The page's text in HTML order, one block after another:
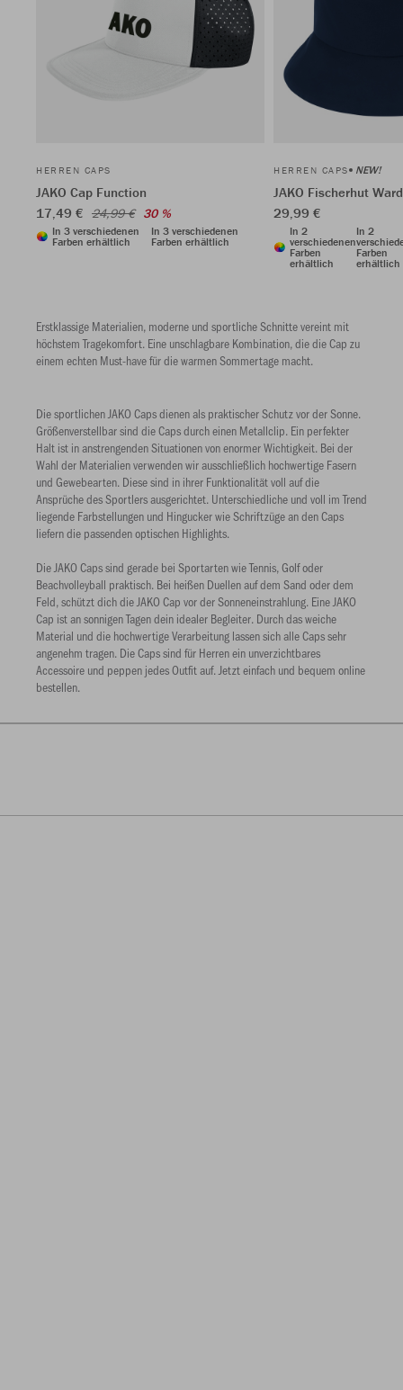
HERREN CAPS
JAKO Cap Function
17,49 € 24,99 € 30 %
In 3 verschiedenen
Farben erhältlich
In 3 verschiedenen
Farben erhältlich
HERREN CAPS NEW!
JAKO Fischerhut
29,99 €
In 2
verschiedenen
Farben
erhältlich
In 2
Farben
erhältlich
Erstklassige Materialien, moderne und sportliche Schnitte vereint mit
höchstem Tragekomfort. Eine unschlagbare Kombination, die die Cap zu
einem echten Must-have für die warmen Sommertage macht.
Die sportlichen JAKO Caps dienen als praktischer Schutz vor der Sonne.
Größenverstellbar sind die Caps durch einen Metallclip. Ein perfekter
Halt ist in anstrengenden Situationen von enormer Wichtigkeit. Bei der
Wahl der Materialien verwenden wir ausschließlich hochwertige Fasern
und Gewebearten. Diese sind in ihrer Funktionalität voll auf die
Ansprüche des Sportlers ausgerichtet. Unterschiedliche und voll im Trend
liegende Farbstellungen und Hingucker wie Schriftzüge an den Caps
liefern die passenden optischen Highlights.
Die JAKO Caps sind gerade bei Sportarten wie Tennis, Golf oder
Beachvolleyball praktisch. Bei heißen Duellen auf dem Sand oder dem
Feld, schützt dich die JAKO Cap vor der Sonneneinstrahlung. Eine JAKO
Cap ist an sonnigen Tagen dein idealer Begleiter. Durch das weiche
Material und die hochwertige Verarbeitung lassen sich alle Caps sehr
angenehm tragen. Die Caps sind für Herren ein unverzichtbares
Accessoire und peppen jedes Outfit auf. Jetzt einfach und bequem online
bestellen.